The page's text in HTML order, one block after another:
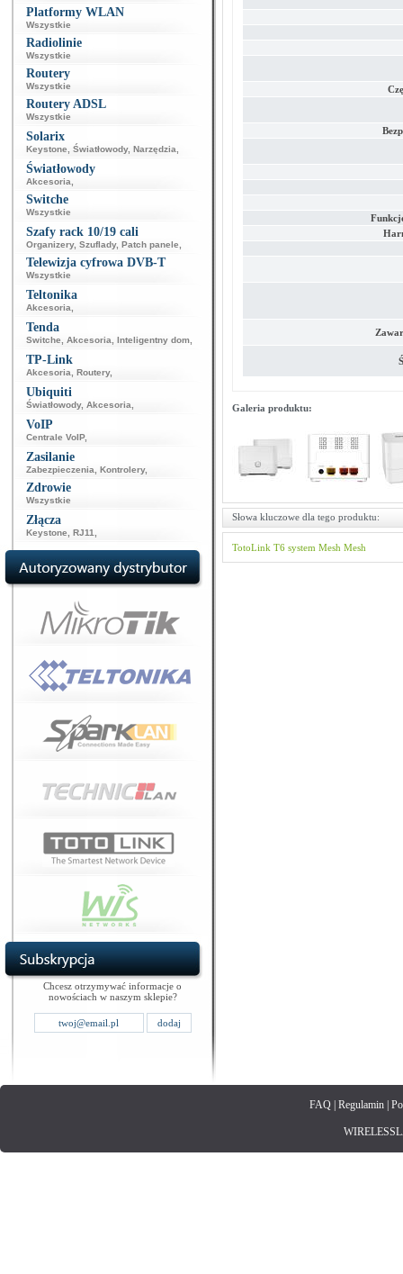
Platformy WLAN
Wszystkie
Radiolinie
Wszystkie
Routery
Wszystkie
Routery ADSL
Wszystkie
Solarix
Keystone Światłowody, Narzędzia
Światłowody
Akcesoria
Switche
Wszystkie
Szafy rack 10/19 cali
Organizery, Szuflady, Patch panele
Telewizja cyfrowa DVB-T
Wszystkie
Teltonika
Akcesoria
Tenda
Switche Akcesoria Inteligentny dom
TP-Link
Akcesoria Routery,
Ubiquiti
Światłowody, Akcesoria
VoIP
Centrale VoIP,
Zasilanie
Zabezpieczenia Kontrolery,
Zdrowie
Wszystkie
Złącza
Keystone RJ11
Chcesz otrzymywać informacje o
nowościach w naszym sklepie?
Galeria produktu:
Słowa kluczowe dla tego produktu:
TotoLink T6 system Mesh Mesh
FAQ| Regulamin|